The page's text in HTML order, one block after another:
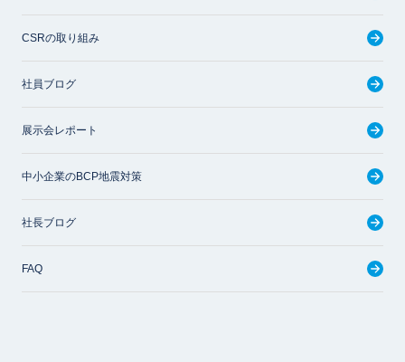
CSRの取り組み
社員ブログ
展示会レポート
中小企業のBCP地震対策
社長ブログ
FAQ